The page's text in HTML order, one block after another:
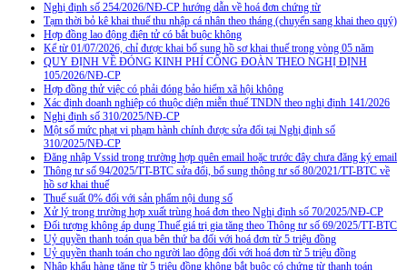
Nghị định số 254/2026/NĐ-CP hướng dẫn về hoá đơn chứng từ
Tạm thời bỏ kê khai thuế thu nhập cá nhân theo tháng (chuyển sang khai theo quý)
Hợp đồng lao động điện tử có bắt buộc không
Kể từ 01/07/2026, chỉ được khai bổ sung hồ sơ khai thuế trong vòng 05 năm
QUY ĐỊNH VỀ ĐÓNG KINH PHÍ CÔNG ĐOÀN THEO NGHỊ ĐỊNH
105/2026/NĐ-CP
Hợp đồng thử việc có phải đóng bảo hiểm xã hội không
Xác định doanh nghiệp có thuộc diện miễn thuế TNDN theo nghị định 141/2026
Nghị định số 310/2025/NĐ-CP
Một số mức phạt vi phạm hành chính được sửa đổi tại Nghị định số
310/2025/NĐ-CP
Đăng nhập Vssid trong trường hợp quên email hoặc trước đây chưa đăng ký email
Thông tư số 94/2025/TT-BTC sửa đổi, bổ sung thông tư số 80/2021/TT-BTC về
hồ sơ khai thuế
Thuế suất 0% đối với sản phẩm nội dung số
Xử lý trong trường hợp xuất trùng hoá đơn theo Nghị định số 70/2025/NĐ-CP
Đối tượng không áp dụng Thuế giá trị gia tăng theo Thông tư số 69/2025/TT-BTC
Uỷ quyền thanh toán qua bên thứ ba đối với hoá đơn từ 5 triệu đồng
Uỷ quyền thanh toán cho người lao động đối với hoá đơn từ 5 triệu đồng
Nhập khẩu hàng tặng từ 5 triệu đồng không bắt buộc có chứng từ thanh toán